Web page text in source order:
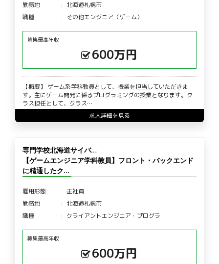
勤務地
北海道札幌市
職種
その他エンジニア（ゲーム）
募集最高年収
600万円
【概要】 ゲーム系学科教員として、授業を担当していただきま
す。主にゲーム開発に係るプログラミングの授業となります。ク
ラス担任として、クラス…
求人詳細を見る
専門学校北海道サイバ…
【ゲームエンジニア学科教員】フロント・バックエンド
に精通したク…
雇用形態
正社員
勤務地
北海道札幌市
職種
クライアントエンジニア・プログラ…
募集最高年収
600万円